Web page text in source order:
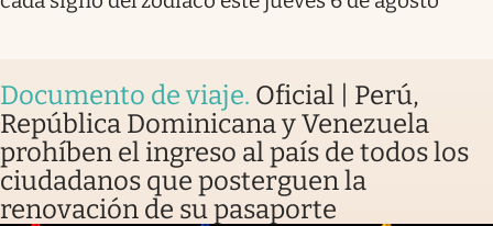
Documento de viaje. Oficial | Perú,
República Dominicana y Venezuela
prohíben el ingreso al país de todos los
ciudadanos que posterguen la
renovación de su pasaporte